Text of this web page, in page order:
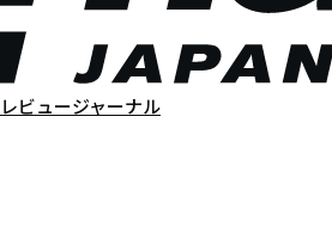
レビュージャーナル